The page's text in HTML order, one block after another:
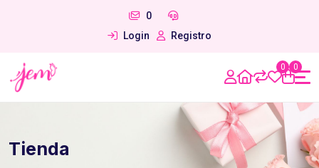
0
Login
Registro
0 0
Tienda